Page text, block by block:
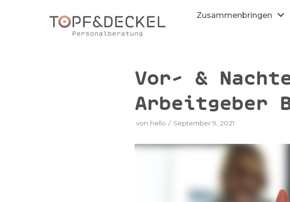
Zusammenbringen
Vor- &
Arbeitgeber
von hello September 9, 2021